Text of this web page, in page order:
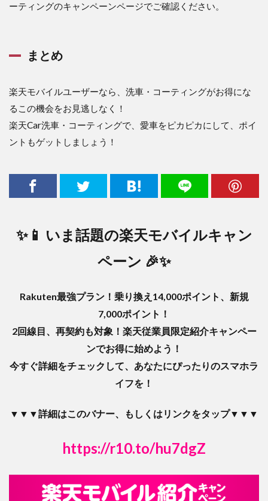
ーティングのキャンペーンページでご確認ください。
まとめ
楽天モバイルユーザーなら、洗車・コーティングがお得にな
るこの機会をお見逃しなく！
楽天Car洗車・コーティングで、愛車をピカピカにして、ポイ
ントもゲットしましょう！
✨📱 いま話題の楽天モバイルキャン
ペーン 🎉✨
Rakuten最強プラン！乗り換え14,000ポイント、新規
7,000ポイント！
2回線目、再契約も対象！楽天従業員限定紹介キャンペー
ンでお得に始めよう！
今すぐ詳細をチェックして、あなたにぴったりのスマホラ
イフを！
▼▼▼詳細はこのバナー、もしくはリンクをタップ▼▼▼
https://r10.to/hu7dgZ